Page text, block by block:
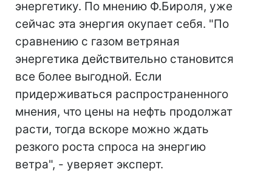
энергетику. По мнению Ф.Бироля, уже
сейчас эта энергия окупает себя. "По
сравнению с газом ветряная
энергетика действительно становится
все более выгодной. Если
придерживаться распространенного
мнения, что цены на нефть продолжат
расти, тогда вскоре можно ждать
резкого роста спроса на энергию
ветра", - уверяет эксперт.